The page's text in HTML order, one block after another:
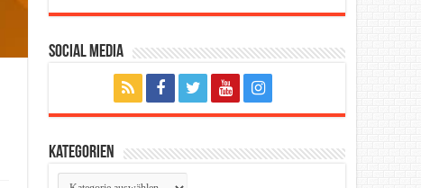
Social Media
Kategorien
Kategorien